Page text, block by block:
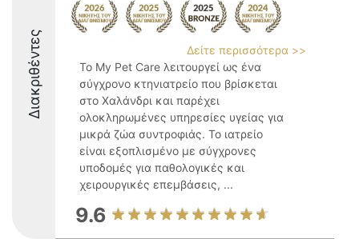
Διακριθέντες
Δείτε περισσότερα >>
Το My Pet Care λειτουργεί ως ένα
σύγχρονο κτηνιατρείο που βρίσκεται
στο Χαλάνδρι και παρέχει
ολοκληρωμένες υπηρεσίες υγείας για
μικρά ζώα συντροφιάς. Το ιατρείο
είναι εξοπλισμένο με σύγχρονες
υποδομές για παθολογικές και
χειρουργικές επεμβάσεις, ...
9.6